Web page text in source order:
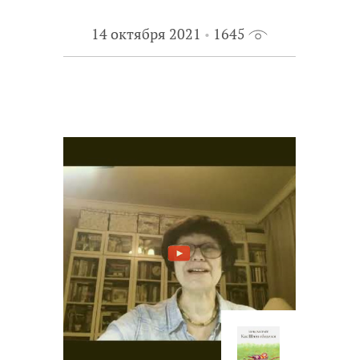
14 октября 2021 1645